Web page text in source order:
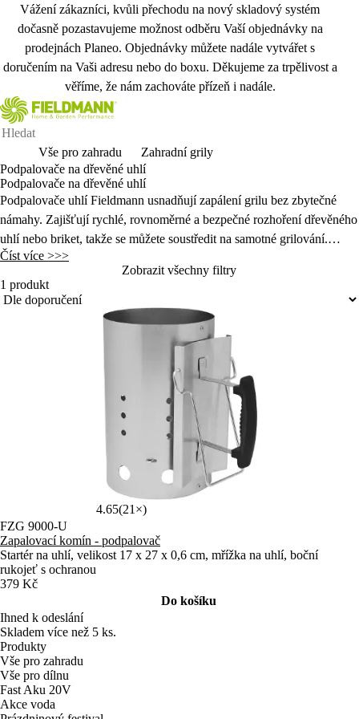
Vážení zákazníci, kvůli přechodu na nový skladový systém
dočasně pozastavujeme možnost odběru Vaší objednávky na
prodejnách Planeo. Objednávky můžete nadále vytvářet s
doručením na Vaši adresu nebo do boxu. Děkujeme za trpělivost a
věříme, že nám zachováte přízeň i nadále.
Vše pro zahradu
Zahradní grily
Podpalovače na dřevěné uhlí
Podpalovače na dřevěné uhlí
Podpalovače uhlí Fieldmann usnadňují zapálení grilu bez zbytečné
námahy. Zajišťují rychlé, rovnoměrné a bezpečné rozhoření dřevěného
uhlí nebo briket, takže se můžete soustředit na samotné grilování.
Ideální doplněk pro každého milovníka zahradního grilu.
Číst více >>>
Zobrazit všechny filtry
1 produkt
4.65(21×)
FZG 9000-U
Zapalovací komín - podpalovač
Startér na uhlí, velikost 17 x 27 x 0,6 cm, mřížka na uhlí, boční
rukojeť s ochranou
379 Kč
Do košíku
Ihned k odeslání
Skladem více než 5 ks.
Produkty
Vše pro zahradu
Vše pro dílnu
Fast Aku 20V
Akce voda